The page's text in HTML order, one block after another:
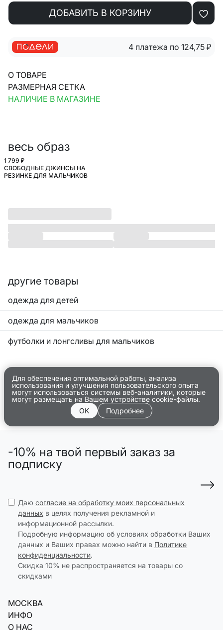
ДОБАВИТЬ В КОРЗИНУ
4 платежа по 124,75 ₽
О ТОВАРЕ
РАЗМЕРНАЯ СЕТКА
НАЛИЧИЕ В МАГАЗИНЕ
весь образ
1 799 ₽
СВОБОДНЫЕ ДЖИНСЫ НА
РЕЗИНКЕ ДЛЯ МАЛЬЧИКОВ
другие товары
одежда для детей
одежда для мальчиков
футболки и лонгсливы для мальчиков
Для обеспечения оптимальной работы, анализа
использования и улучшения пользовательского опыта
могут использоваться системы веб-аналитики, которые
могут размещать на Вашем устройстве cookie-файлы.
OK
Подробнее
-10% на твой первый заказ за
подписку
Даю согласие на обработку моих персональных
данных в целях получения рекламной и
информационной рассылки.
Подробную информацию об условиях обработки Ваших
данных и Ваших правах можно найти в Политике
конфиденциальности.
Скидка 10% не распространяется на товары со
скидками
МОСКВА
ИНФО
О НАС